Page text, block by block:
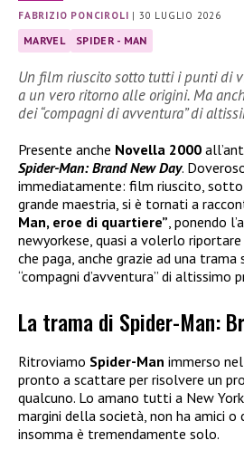
FABRIZIO PONCIROLI | 30 LUGLIO 2026
MARVEL SPIDER - MAN
Un film riuscito sotto tutti i punti di
a un vero ritorno alle origini. Ma
dei “compagni di avventura” di
Presente anche Novella 2000
Spider-Man: Brand New Day.
immediatamente: film riuscito, sotto
grande maestria, si è tornati a
Man, eroe di quartiere” , ponendo
newyorkese, quasi a volerlo
che paga, anche grazie ad una
“compagni d’avventura” di altissimo
La trama di Spider-Man:
Ritroviamo Spider-Man immerso nel
pronto a scattare per risolvere un
qualcuno. Lo amano tutti a New
margini della società, non ha amici
insomma è tremendamente solo.